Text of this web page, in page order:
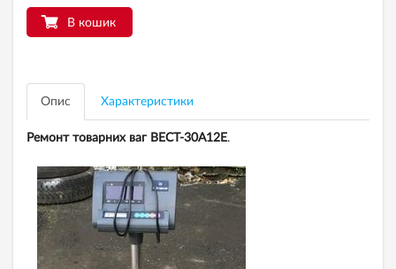
В кошик
Опис Характеристики
Ремонт товарних ваг ВЕСТ-30А12Е.